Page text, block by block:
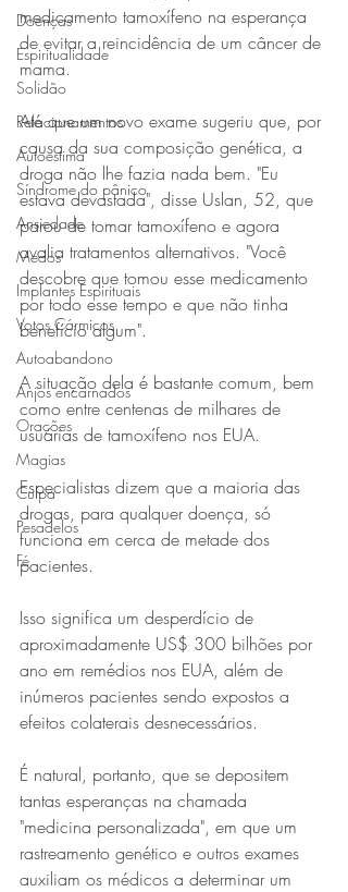
Doenças
Espiritualidade
Solidão
Relacionamentos
Autoestima
Síndrome do pânico
Ansiedade
Medos
Implantes Espirituais
Votos Cármicos
Autoabandono
Anjos encarnados
Orações
Magias
Culpa
Pesadelos
Fé
medicamento tamoxífeno na esperança
de evitar a reincidência de um câncer de
mama.
Até que um novo exame sugeriu que, por
causa da sua composição genética, a
droga não lhe fazia nada bem. "Eu
estava devastada", disse Uslan, 52, que
parou de tomar tamoxífeno e agora
avalia tratamentos alternativos. "Você
descobre que tomou esse medicamento
por todo esse tempo e que não tinha
benefício algum".
A situação dela é bastante comum, bem
como entre centenas de milhares de
usuárias de tamoxífeno nos EUA.
Especialistas dizem que a maioria das
drogas, para qualquer doença, só
funciona em cerca de metade dos
pacientes.
Isso significa um desperdício de
aproximadamente US$ 300 bilhões por
ano em remédios nos EUA, além de
inúmeros pacientes sendo expostos a
efeitos colaterais desnecessários.
É natural, portanto, que se depositem
tantas esperanças na chamada
"medicina personalizada", em que um
rastreamento genético e outros exames
auxiliam os médicos a determinar um